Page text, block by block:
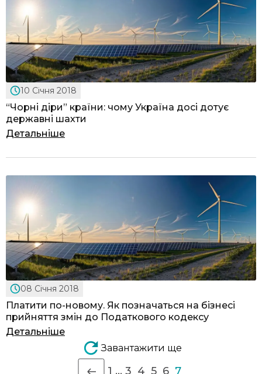
10 Січня 2018
“Чорні діри” країни: чому Україна досі дотує
державні шахти
Детальніше
08 Січня 2018
Платити по-новому. Як позначаться на бізнесі
прийняття змін до Податкового кодексу
Детальніше
Завантажити ще
1 … 3 4 5 6 7